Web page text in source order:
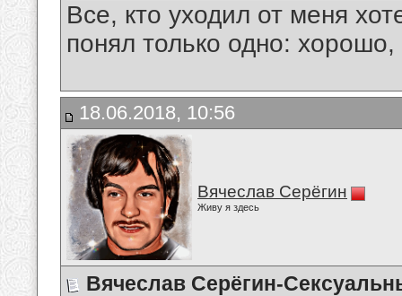
Все, кто уходил от меня
понял только одно:
18.06.2018, 10:56
Вячеслав Серёгин
Живу я здесь
Вячеслав Серёгин-